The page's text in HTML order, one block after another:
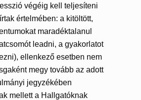
végéig kell teljesíteni
értelmében: a kitöltött,
maradéktalanul
leadni, a gyakorlatot
ellenkező esetben nem
megy tovább az adott
jegyzékében
mellett a Hallgatóknak